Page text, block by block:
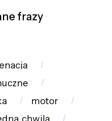
frazy
motor